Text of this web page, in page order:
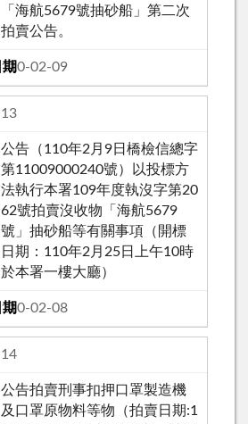
「海航5679號抽砂船」第二次
拍賣公告。
110-02-09
13
公告（110年2月9日橋檢信總字
第11009000240號）以投標方
法執行本署109年度執沒字第20
62號拍賣沒收物「海航5679
號」抽砂船等有關事項（開標
日期：110年2月25日上午10時
於本署一樓大廳）
110-02-08
14
公告拍賣刑事扣押口罩製造機
及口罩原物料等物（拍賣日期:1